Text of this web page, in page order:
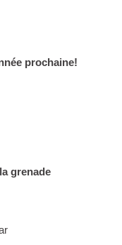
prochaine!
grenade